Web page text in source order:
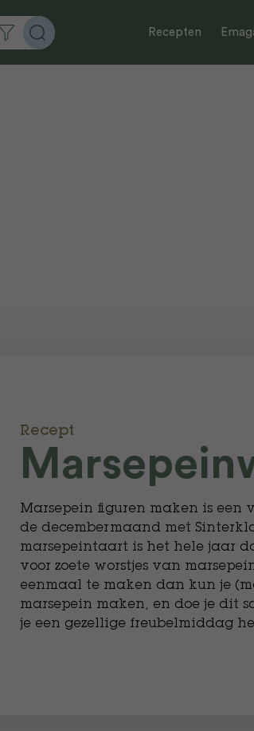
Recepten
Recept
Marsepein figuren maken is een
de decembermaand met
marsepeintaart is het hele jaar
voor zoete worstjes van
eenmaal te maken dan kun je
marsepein maken, en doe je dit
je een gezellige freubelmiddag